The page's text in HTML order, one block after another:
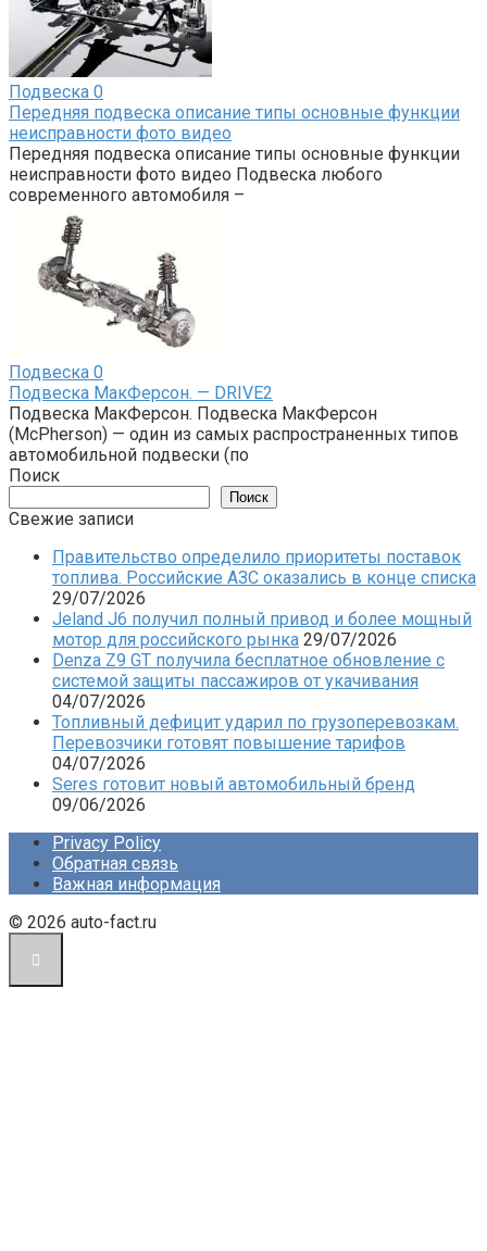
Подвеска 0
Передняя подвеска описание типы основные функции
неисправности фото видео
Передняя подвеска описание типы основные функции
неисправности фото видео Подвеска любого
современного автомобиля –
Подвеска 0
Подвеска МакФерсон. — DRIVE2
Подвеска МакФерсон. Подвеска МакФерсон
(McPherson) — один из самых распространенных типов
автомобильной подвески (по
Поиск
Поиск
Свежие записи
Правительство определило приоритеты поставок
топлива. Российские АЗС оказались в конце списка
29/07/2026
Jeland J6 получил полный привод и более мощный
мотор для российского рынка 29/07/2026
Denza Z9 GT получила бесплатное обновление с
системой защиты пассажиров от укачивания
04/07/2026
Топливный дефицит ударил по грузоперевозкам.
Перевозчики готовят повышение тарифов
04/07/2026
Seres готовит новый автомобильный бренд
09/06/2026
Privacy Policy
Обратная связь
Важная информация
© 2026 auto-fact.ru